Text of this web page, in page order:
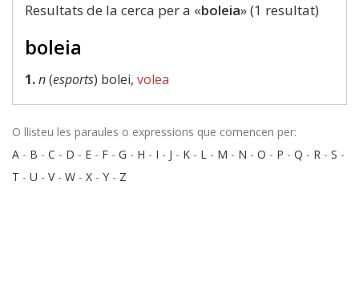
Resultats de la cerca per a «boleia» (1 resultat)
boleia
1.n(esports) bolei, volea
O llisteu les paraules o expressions que comencen per:
A - B - C - D - E - F - G - H - I - J - K - L - M - N - O - P - Q - R - S -
T - U - V- W - X - Y - Z